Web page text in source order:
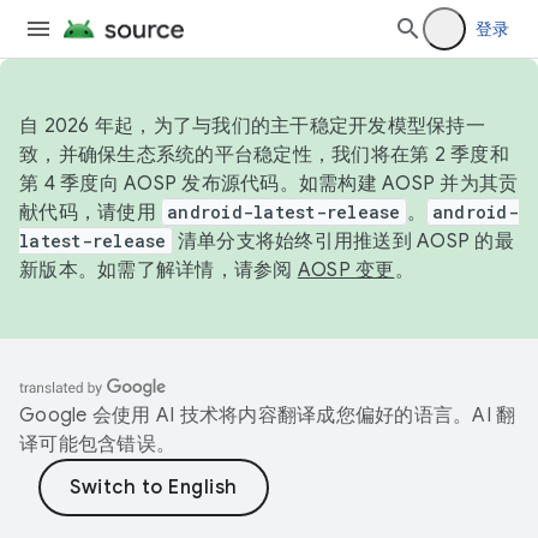
登录
自 2026 年起，为了与我们的主干稳定开发模型保持一
致，并确保生态系统的平台稳定性，我们将在第 2 季度和
第 4 季度向 AOSP 发布源代码。如需构建 AOSP 并为其贡
献代码，请使用 android-latest-release 。
android-
latest-release 清单分支将始终引用推送到 AOSP 的最
新版本。如需了解详情，请参阅 AOSP 变更。
Google 会使用 AI 技术将内容翻译成您偏好的语言。AI 翻
译可能包含错误。